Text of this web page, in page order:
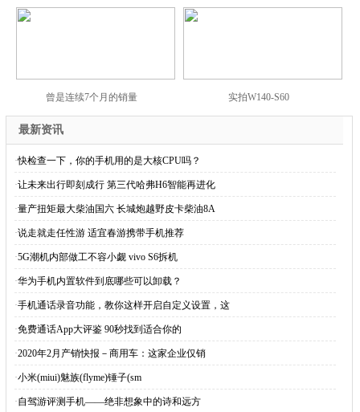
曾是连续7个月的销量 实拍W140-S60
最新资讯
·快检查一下，你的手机用的是大核CPU吗？
·让未来出行即刻成行 第三代哈弗H6智能再进化
·量产扭矩最大柴油国六 长城炮越野皮卡柴油8A
·说走就走任性游 适宜春游携带手机推荐
·5G潮机内部做工不容小觑 vivo S6拆机
·华为手机内置软件到底哪些可以卸载？
·手机通话录音功能，教你这样开启自定义设置，这
·免费通话App大评鉴 90秒找到适合你的
·2020年2月产销快报－商用车：这家企业仅销
·小米(miui)魅族(flyme)锤子(sm
·自驾游评测手机——绝非想象中的诗和远方